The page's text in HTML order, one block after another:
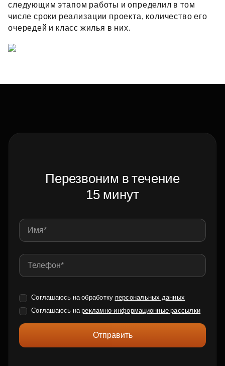
следующим этапом работы и определил в том
числе сроки реализации проекта, количество его
очередей и класс жилья в них.
Перезвоним в течение
15 минут
Соглашаюсь на обработку персональных данных
Соглашаюсь нарекламно-информационные рассылки
Отправить